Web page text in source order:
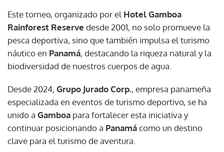
Este torneo, organizado por el Hotel Gamboa
Rainforest Reserve desde 2001, no solo promueve la
pesca deportiva, sino que también impulsa el turismo
náutico en Panamá, destacando la riqueza natural y la
biodiversidad de nuestros cuerpos de agua.
Desde 2024, Grupo Jurado Corp., empresa panameña
especializada en eventos de turismo deportivo, se ha
unido a Gamboa para fortalecer esta iniciativa y
continuar posicionando a Panamácomo un destino
clave para el turismo de aventura.